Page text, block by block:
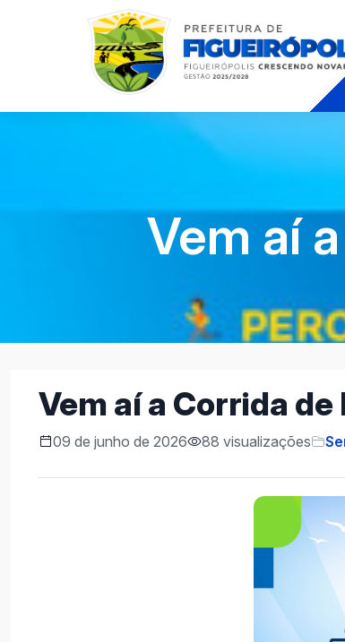
Vem aí
Vem aí a Corrida de
09 de junho de 2026 88 visualizações